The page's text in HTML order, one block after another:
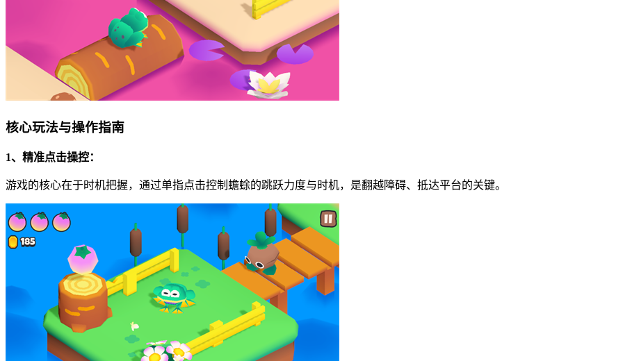
核心玩法与操作指南
1、精准点击操控：
游戏的核心在于时机把握，通过单指点击控制蟾蜍的跳跃力度与时机，是翻越障碍、抵达平台的关键。